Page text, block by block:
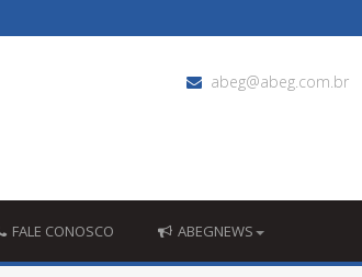
abeg@abeg.com.br
FALE CONOSCO ABEGNEWS